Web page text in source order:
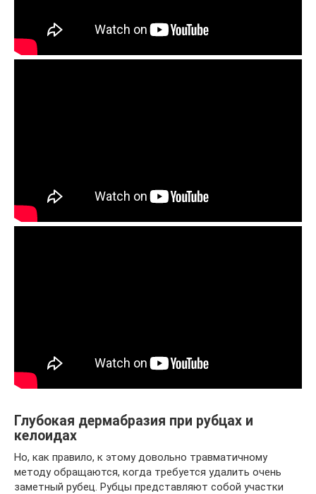
Глубокая дермабразия при рубцах и
келоидах
Но, как правило, к этому довольно травматичному
методу обращаются, когда требуется удалить очень
заметный рубец. Рубцы представляют собой участки